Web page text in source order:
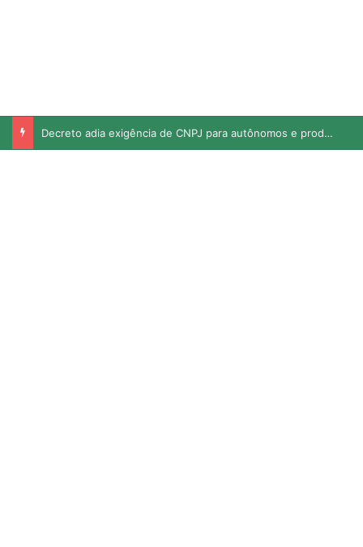
Decreto adia exigência de CNPJ para autônomos e produtores rurais